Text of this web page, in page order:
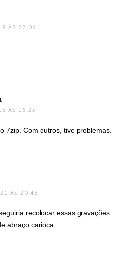
ÀS 22:06
ÀS 16:25
7zip. Com outros, tive problemas.
ÀS 20:48
recolocar essas gravações.
abraço carioca.